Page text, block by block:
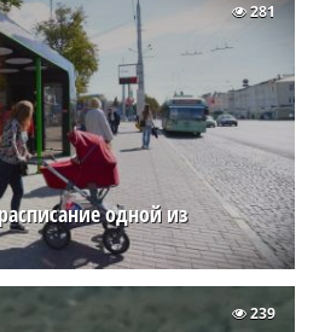
одной из
281
239